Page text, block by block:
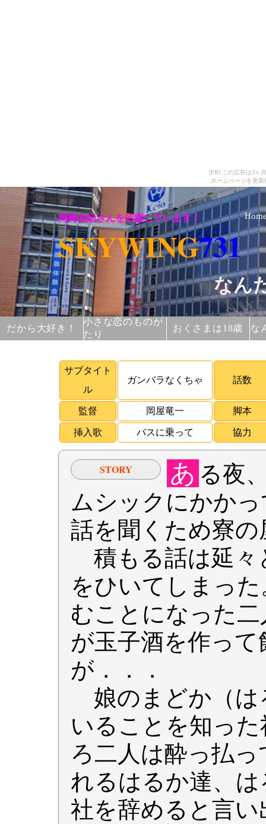
[PR] この広告は3ヶ
ホームページを更
岡崎友紀さんを応援しています！
SKYWING731
なん
だから大好き！
小さな恋のものが
たり
おくさまは18歳 な
サブタイト
ル
ガンバラなくちゃ 話数
監督 岡屋竜一 脚本
挿入歌 バスに乗って 協力
STORY あ る夜
ムシックにかか
話を聞くため寮
積もる話は延々
をひいてしまっ
むことになった
が玉子酒を作っ
が．．．
娘のまどか（は
いることを知っ
ろ二人は酔っ払
れるはるか達、
社を辞めると言